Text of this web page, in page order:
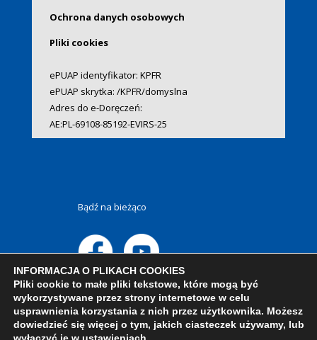
Ochrona danych osobowych
Pliki cookies
ePUAP identyfikator: KPFR
ePUAP skrytka: /KPFR/domyslna
Adres do e-Doręczeń:
AE:PL-69108-85192-EVIRS-25
Bądź na bieżąco
INFORMACJA O PLIKACH COOKIES
Pliki cookie to małe pliki tekstowe, które mogą być
wykorzystywane przez strony internetowe w celu
usprawnienia korzystania z nich przez użytkownika. Możesz
dowiedzieć się więcej o tym, jakich ciasteczek używamy, lub